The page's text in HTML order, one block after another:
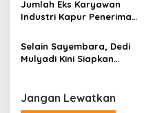
Jumlah Eks Karyawan
Industri Kapur Penerima
Bertambah, KDM: Kita
Identifikasi
Selain Sayembara, Dedi
Mulyadi Kini Siapkan
Narkotika
Jangan Lewatkan